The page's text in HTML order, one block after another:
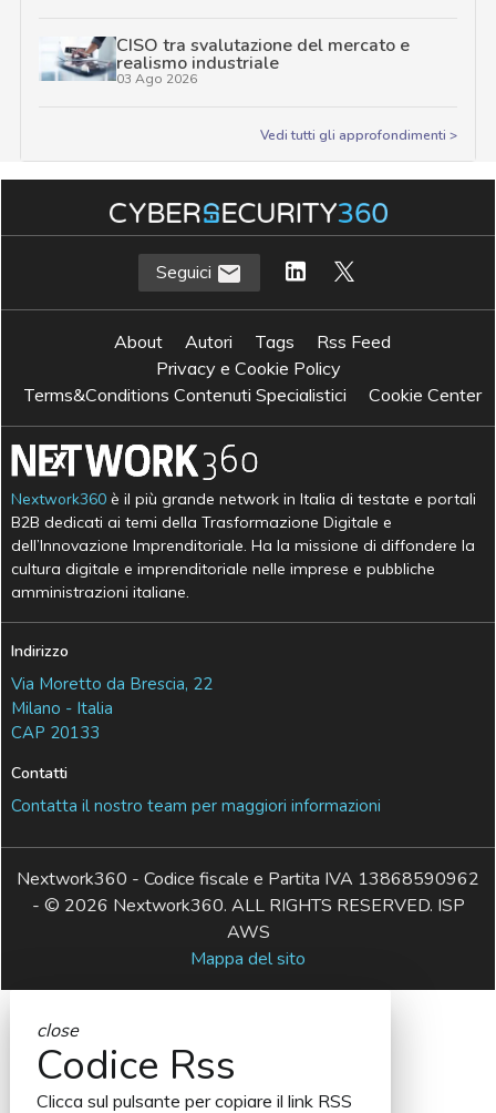
CISO tra svalutazione del mercato e
realismo industriale
03 Ago 2026
Vedi tutti gli approfondimenti >
Seguici
About Autori Tags
Rss Feed
Privacy e Cookie Policy
Terms&Conditions Contenuti Specialistici
Cookie Center
Nextwork360 è il più grande network in Italia di testate e portali
B2B dedicati ai temi della Trasformazione Digitale e
dell’Innovazione Imprenditoriale. Ha la missione di diffondere la
cultura digitale e imprenditoriale nelle imprese e pubbliche
amministrazioni italiane.
Indirizzo
Via Moretto da Brescia, 22
Milano - Italia
CAP 20133
Contatti
Contatta il nostro team per maggiori informazioni
Nextwork360 - Codice fiscale e Partita IVA 13868590962
- © 2026 Nextwork360. ALL RIGHTS RESERVED. ISP
AWS
Mappa del sito
close
Codice Rss
Clicca sul pulsante per copiare il link RSS